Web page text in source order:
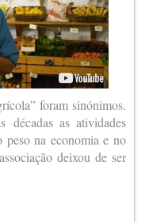
foram sinónimos.
décadas as atividades
peso na economia e no
deixou de ser